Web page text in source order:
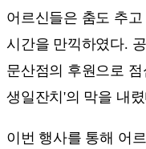
어르신들은 춤도 추
시간을 만끽하였다.
문산점의 후원으로
생일잔치'의 막을 내
이번 행사를 통해 어